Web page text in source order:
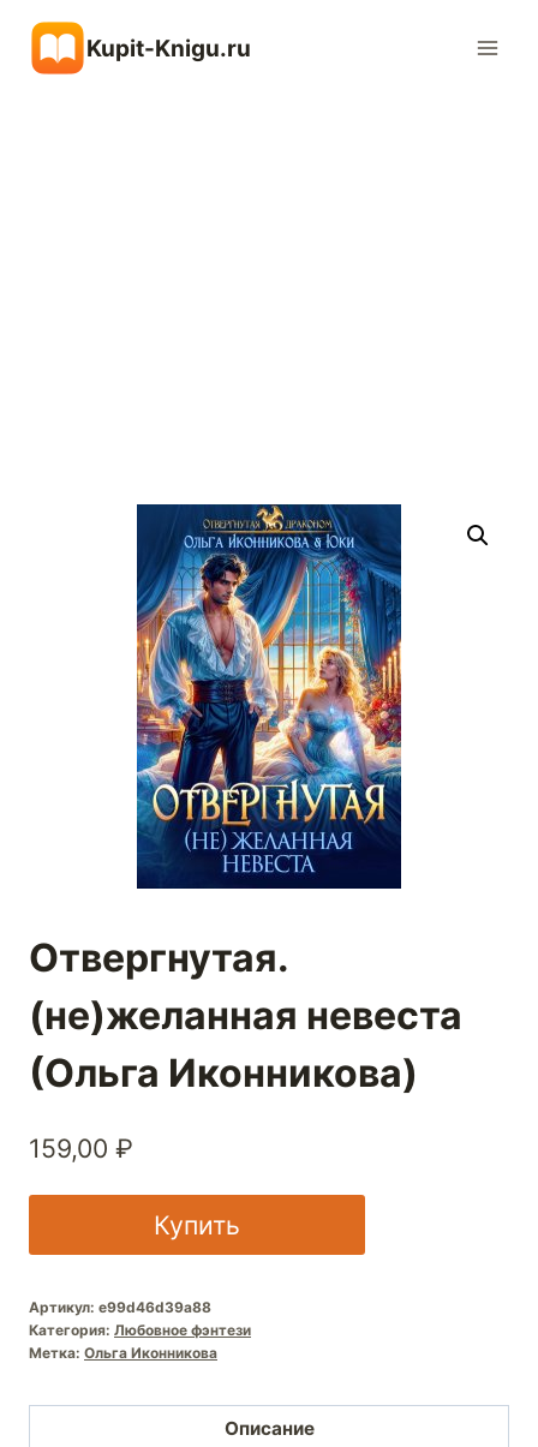
содержимому
Kupit-Knigu.ru
Отвергнутая.
(не)желанная невеста
(Ольга Иконникова)
159,00 ₽
Купить
Артикул: e99d46d39a88
Категория: Любовное фэнтези
Метка: Ольга Иконникова
Описание